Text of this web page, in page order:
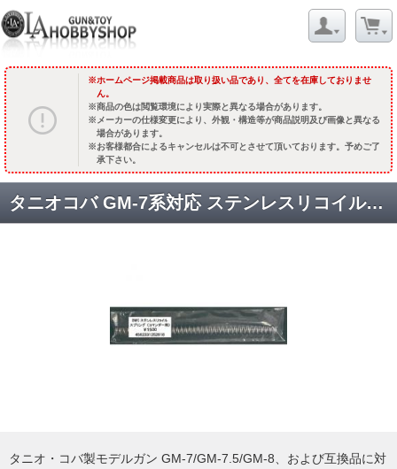
ホームページ掲載商品は取り扱い品であり、全てを在庫しておりませ
ん。
商品の色は閲覧環境により実際と異なる場合があります。
メーカーの仕様変更により、外観・構造等が商品説明及び画像と異なる
場合があります。
お客様都合によるキャンセルは不可とさせて頂いております。予めご了
承下さい。
タニオコバ GM-7系対応 ステンレスリコイルスプリング(コマンダー用) [取寄]
タニオ・コバ製モデルガン GM-7/GM-7.5/GM-8、および互換品に対